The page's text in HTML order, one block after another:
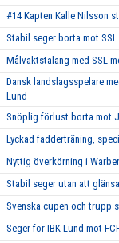
#14 Kapten Kalle Nilsson
Stabil seger borta mot
Målvaktstalang med SSL
Dansk landslagsspelare
Lund
Snöplig förlust borta mot
Lyckad fadderträning,
Nyttig överkörning i
Stabil seger utan att
Svenska cupen och trupp
Seger för IBK Lund mot